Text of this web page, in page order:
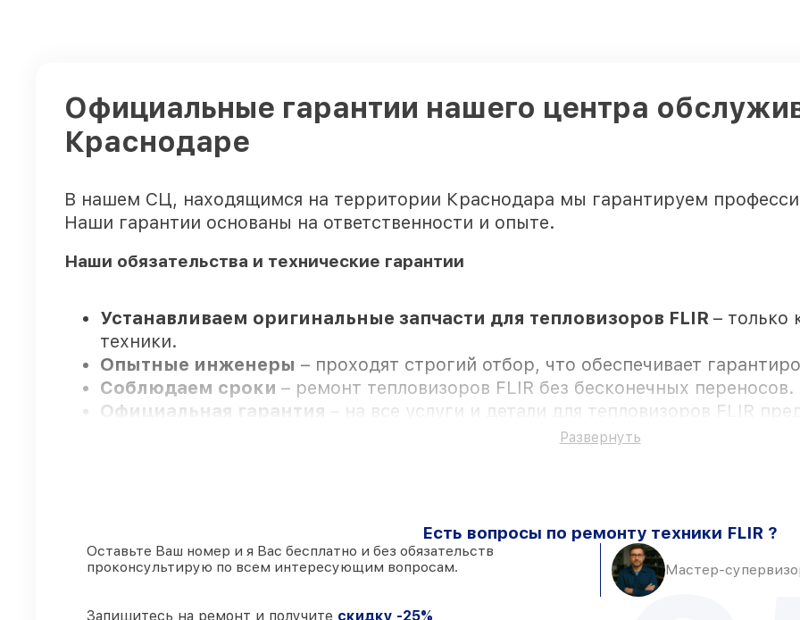
Официальные гарантии нашего центра
Краснодаре
В нашем СЦ, находящимся на территории Краснодара мы гарантируем
Наши гарантии основаны на ответственности и опыте.
Наши обязательства и технические гарантии
Устанавливаем оригинальные запчасти для тепловизоров FLIR – только
техники.
Опытные инженеры – проходят строгий отбор, что обеспечивает
Соблюдаем сроки – ремонт тепловизоров FLIR без бесконечных переносов.
Официальная гарантия
– на все услуги и детали для тепловизоров FLIR
80%работ по ремонту исполняются с возможностью присутствия владельца
90%деталей FLIR в наличии на складе в Краснодаре, остальные приходят
– только вы выбираете,
Развернуть
Есть вопросы по ремонту техники FLIR ?
Оставьте Ваш номер и я Вас бесплатно и без обязательств
проконсультирую по всем интересующим вопросам.
Мастер-
Запишитесь на ремонт и получите скидку -25%